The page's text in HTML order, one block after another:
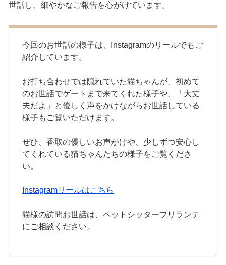
世話し、細やかなご報告を心がけています。
今回のお世話の様子は、Instagramのリールでもご
紹介しています。
お打ち合わせでは隠れていた猫ちゃんが、初めて
のお世話でゲートまで来てくれた様子や、「大丈
夫だよ」と優しく声をかけながらお世話している
様子もご覧いただけます。
ぜひ、香取の優しいお声がけや、少しずつ安心し
てくれている猫ちゃんたちの様子をご覧くださ
い。
Instagramリールはこちら
猫様の訪問お世話は、ペットシッターブリランテ
にご相談ください。